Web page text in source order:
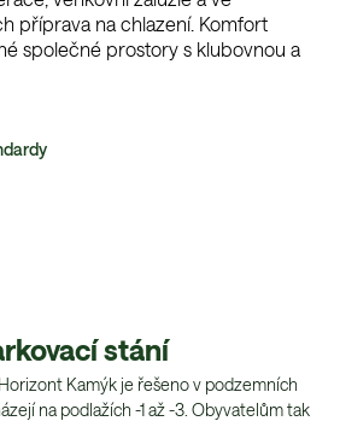
příprava na chlazení. Komfort
společné prostory s klubovnou a
stání
Kamýk je řešeno v podzemních
na podlažích -1 až -3. Obyvatelům tak